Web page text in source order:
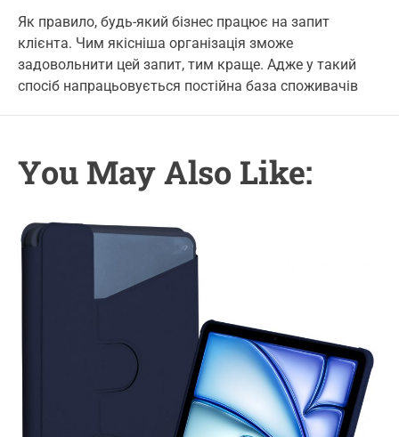
g
o
r
i
e
t
A
u
t
h
o
t
D
a
t
e
t
o
m
e
t
Як правило, будь-який бізнес працює на запит
клієнта. Чим якісніша організація зможе
задовольнити цей запит, тим краще. Адже у такий
спосіб напрацьовується постійна база споживачів
You May Also Like: